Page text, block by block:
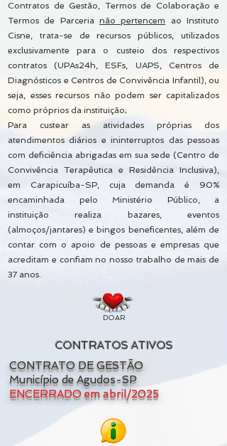
Contratos de Gestão, Termos de Colaboração e
Termos de Parceria não pertencem ao Instituto
Cisne, trata-se de recursos públicos, utilizados
exclusivamente para o custeio dos respectivos
contratos (UPAs24h, ESFs, UAPS, Centros de
Diagnósticos e Centros de Convivência Infantil), ou
seja, esses recursos não podem ser capitalizados
como próprios da instituição;
Para custear as atividades próprias dos
atendimentos diários e ininterruptos das pessoas
com deficiência abrigadas em sua sede (Centro de
Convivência Terapêutica e Residência Inclusiva),
em Carapicuíba-SP, cuja demanda é 90%
encaminhada pelo Ministério Público, a
instituição realiza bazares, eventos
(almoços/jantares) e bingos beneficentes, além de
contar com o apoio de pessoas e empresas que
acreditam e confiam no nosso trabalho de mais de
37 anos.
DOAR
CONTRATOS ATIVOS
CONTRATO DE GESTÃO
Município de Agudos-SP
ENCERRADO em abril/2025